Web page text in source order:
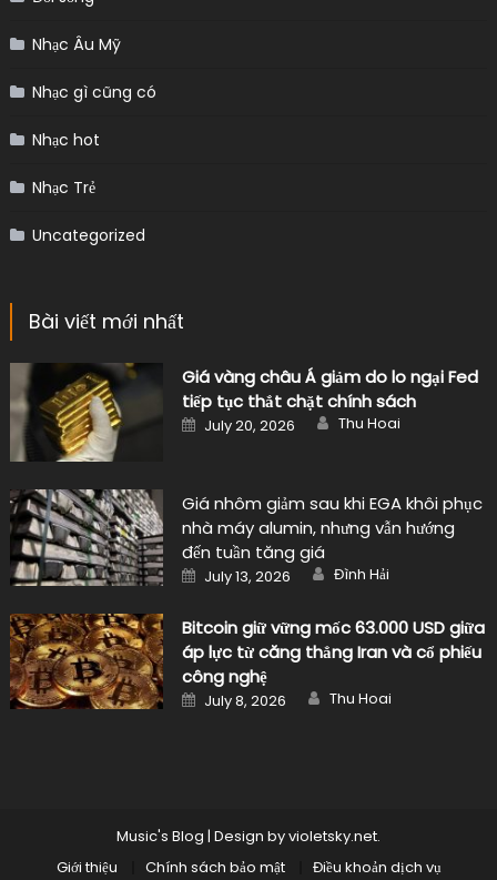
Nhạc Âu Mỹ
Nhạc gì cũng có
Nhạc hot
Nhạc Trẻ
Uncategorized
Bài viết mới nhất
Giá vàng châu Á giảm do lo ngại Fed
tiếp tục thắt chặt chính sách
Posted
on
July 20, 2026 Author
Thu Hoai
Giá nhôm giảm sau khi EGA khôi phục
nhà máy alumin, nhưng vẫn hướng
đến tuần tăng giá
Posted
on
July 13, 2026 Author
Đình Hải
Bitcoin giữ vững mốc 63.000 USD giữa
áp lực từ căng thẳng Iran và cổ phiếu
công nghệ
Posted
on
July 8, 2026 Author
Thu Hoai
Music's Blog | Design byvioletsky.net.
Giới thiệu
Chính sách bảo mật
Điều khoản dịch vụ